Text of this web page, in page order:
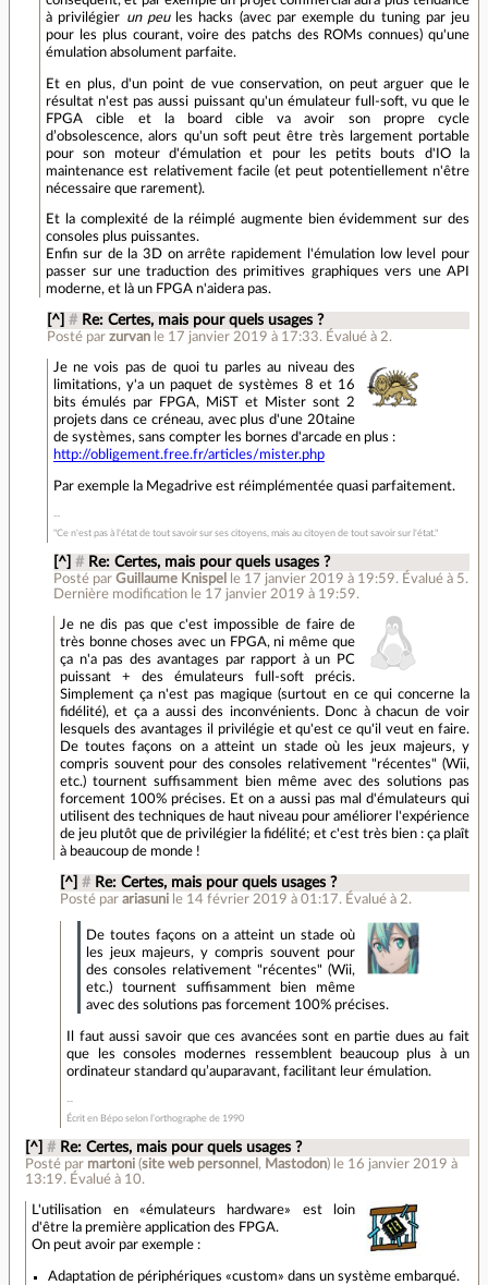
à privilégier un peules hacks (avec par exemple du tuning par jeu
pour les plus courant, voire des patchs des ROMs connues) qu'une
émulation absolument parfaite.
Et en plus, d'un point de vue conservation, on peut arguer que le
résultat n'est pas aussi puissant qu'un émulateur full-soft, vu que le
FPGA cible et la board cible va avoir son propre cycle
d’obsolescence, alors qu'un soft peut être très largement portable
pour son moteur d'émulation et pour les petits bouts d'IO la
maintenance est relativement facile (et peut potentiellement n'être
nécessaire que rarement).
Et la complexité de la réimplé augmente bien évidemment sur des
consoles plus puissantes.
Enfin sur de la 3D on arrête rapidement l'émulation low level pour
passer sur une traduction des primitives graphiques vers une API
moderne, et là un FPGA n'aidera pas.
[^] # Re: Certes, mais pour quels usages ?
Posté par zurvan le 17 janvier 2019 à 17:33. Évalué à 2.
Je ne vois pas de quoi tu parles au niveau des
limitations, y'a un paquet de systèmes 8 et 16
bits émulés par FPGA, MiST et Mister sont 2
projets dans ce créneau, avec plus d'une 20taine
de systèmes, sans compter les bornes d'arcade en plus :
http://obligement.free.fr/articles/mister.php
Par exemple la Megadrive est réimplémentée quasi parfaitement.
"Ce n'est pas à l'état de tout savoir sur ses citoyens, mais au citoyen de tout savoir sur l'état."
[^] # Re: Certes, mais pour quels usages ?
Posté par Guillaume Knispel le 17 janvier 2019 à 19:59.Évalué à 5.
Dernière modification le 17 janvier 2019 à 19:59.
Je ne dis pas que c'est impossible de faire de
très bonne choses avec un FPGA, ni même que
ça n'a pas des avantages par rapport à un PC
puissant + des émulateurs full-soft précis.
Simplement ça n'est pas magique (surtout en ce qui concerne la
fidélité), et ça a aussi des inconvénients. Donc à chacun de voir
lesquels des avantages il privilégie et qu'est ce qu'il veut en faire.
De toutes façons on a atteint un stade où les jeux majeurs, y
compris souvent pour des consoles relativement "récentes" (Wii,
etc.) tournent suffisamment bien même avec des solutions pas
forcement 100% précises. Et on a aussi pas mal d'émulateurs qui
utilisent des techniques de haut niveau pour améliorer l'expérience
de jeu plutôt que de privilégier la fidélité; et c'est très bien : ça plaît
à beaucoup de monde !
[^] # Re: Certes, mais pour quels usages ?
Posté parariasuni le 14 février 2019 à 01:17. Évalué à 2.
De toutes façons on a atteint un stade où
les jeux majeurs, y compris souvent pour
des consoles relativement "récentes" (Wii,
etc.) tournent suffisamment bien même
avec des solutions pas forcement 100% précises.
Il faut aussi savoir que ces avancées sont en partie dues au fait
que les consoles modernes ressemblent beaucoup plus à un
ordinateur standard qu’auparavant, facilitant leur émulation.
Écrit en Bépo selon l’orthographe de 1990
[^] # Re: Certes, mais pour quels usages ?
Posté par martoni (site web personnel , Mastodon) le 16 janvier 2019 à
13:19. Évalué à 10.
L'utilisation en «émulateurs hardware» est loin
d'être la première application des FPGA.
On peut avoir par exemple :
Adaptation de périphériques «custom» dans un système embarqué.